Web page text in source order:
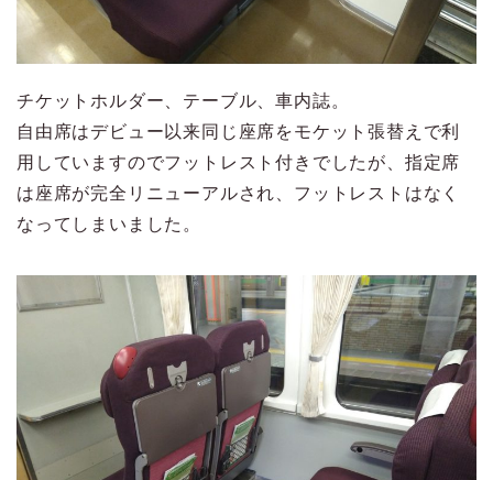
チケットホルダー、テーブル、車内誌。
自由席はデビュー以来同じ座席をモケット張替えで利
用していますのでフットレスト付きでしたが、指定席
は座席が完全リニューアルされ、フットレストはなく
なってしまいました。